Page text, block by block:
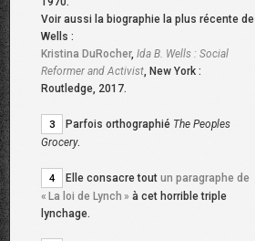
Voir aussi la biographie la plus récente de
Wells :
Kristina DuRocher,Ida B. Wells : Social
Reformer and Activist, New York :
Routledge, 2017.
3 Parfois orthographié The Peoples
Grocery.
4 Elle consacre toutun paragraphe de
« La loi de Lynch » à cet horrible triple
lynchage.